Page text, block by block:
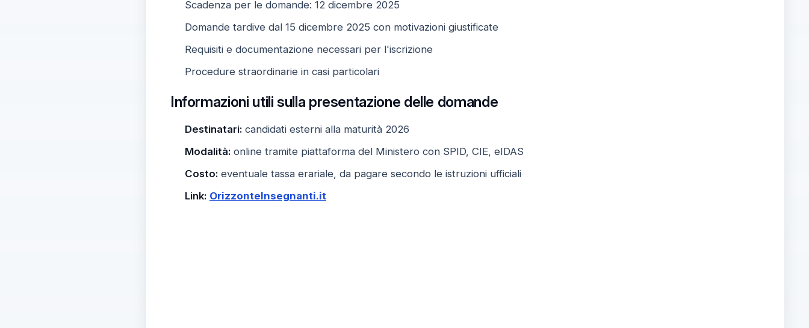
Scadenza per le domande: 12 dicembre 2025
Domande tardive dal 15 dicembre 2025 con motivazioni giustificate
Requisiti e documentazione necessari per l'iscrizione
Procedure straordinarie in casi particolari
Informazioni utili sulla presentazione delle domande
Destinatari:candidati esterni alla maturità 2026
Modalità:online tramite piattaforma del Ministero con SPID, CIE, eIDAS
Costo:eventuale tassa erariale, da pagare secondo le istruzioni ufficiali
Link: OrizzonteInsegnanti.it